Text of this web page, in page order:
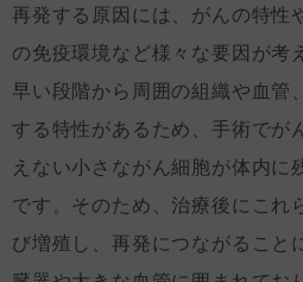
再発する原因には、がんの特性
の免疫環境など様々な要因が考
早い段階から周囲の組織や血管
する特性があるため、手術でが
えない小さながん細胞が体内に
です。そのため、治療後にこれ
び増殖し、再発につながること